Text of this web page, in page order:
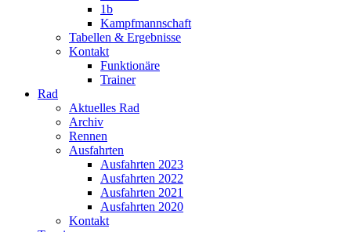
1b
Kampfmannschaft
Tabellen & Ergebnisse
Kontakt
Funktionäre
Trainer
Rad
Aktuelles Rad
Archiv
Rennen
Ausfahrten
Ausfahrten 2023
Ausfahrten 2022
Ausfahrten 2021
Ausfahrten 2020
Kontakt